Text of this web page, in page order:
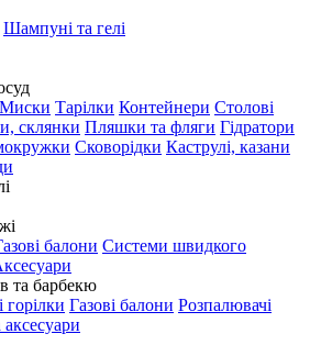
Шампуні та гелі
Миски Тарілки Контейнери Столові
склянки Пляшки та фляги Гідратори
Сковорідки Каструлі, казани
балони Системи швидкого
та барбекю
горілки Газові балони Розпалювачі